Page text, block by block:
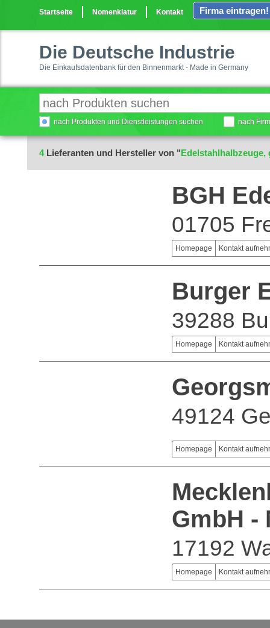
Startseite Nomenklatur Kontakt Firma eintragen!
Die Deutsche Industrie
Die Einkaufsdatenbank für den Binnenmarkt - Made in Germany
nach Produkten und Dienstleistungen suchen nach
4Lieferanten und Hersteller von "Edelstahlhalbzeuge,
BGH
01705
Homepage Kontakt
Burger
39288
Homepage Kontakt
49124
Homepage Kontakt
GmbH -
17192
Homepage Kontakt